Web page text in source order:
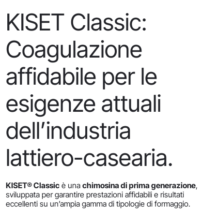
KISET Classic:
Coagulazione
affidabile per le
esigenze attuali
dell’industria
lattiero-casearia.
KISET® Classic è una chimosina di prima generazione,
sviluppata per garantire prestazioni affidabili e risultati
eccellenti su un’ampia gamma di tipologie di formaggio.